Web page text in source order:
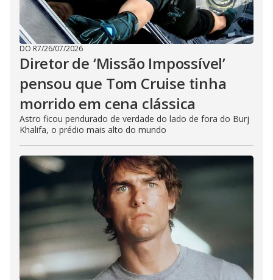
DO R7/26/07/2026
Diretor de ‘Missão Impossível’
pensou que Tom Cruise tinha
morrido em cena clássica
Astro ficou pendurado de verdade do lado de fora do Burj
Khalifa, o prédio mais alto do mundo